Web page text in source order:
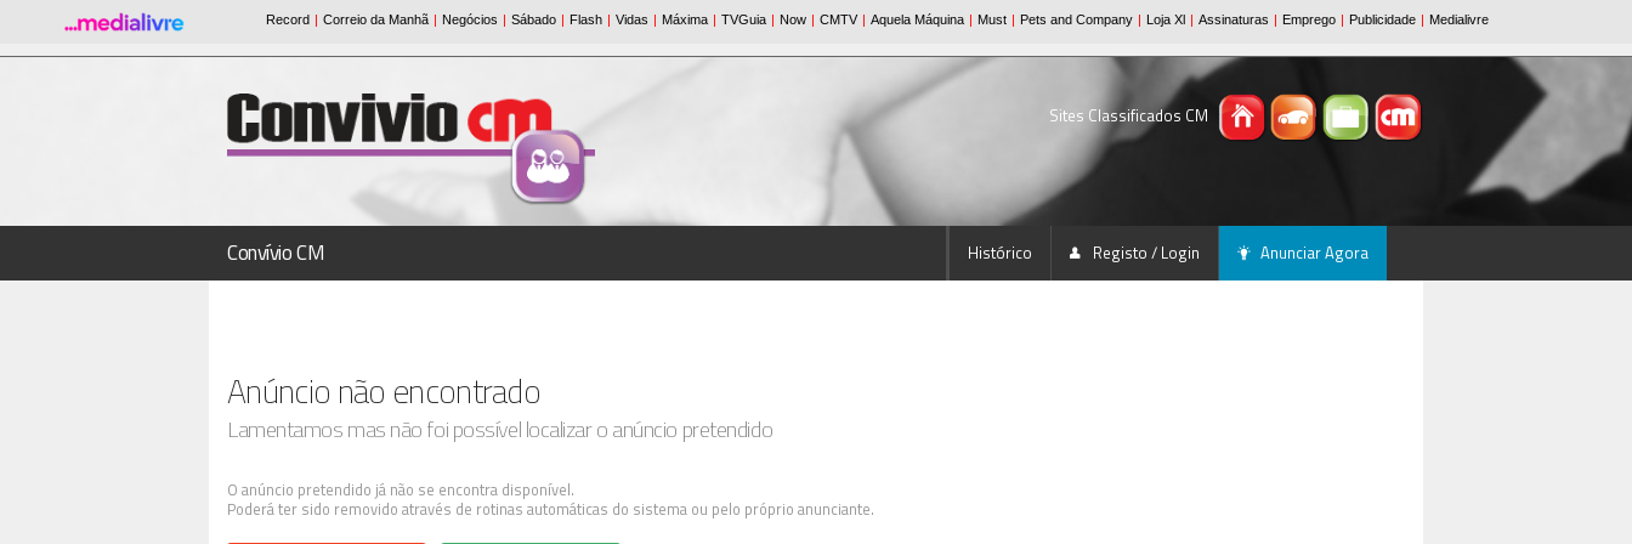
Sites Classificados CM
Convívio CM Histórico Registo / Login Anunciar Agora
Anúncio não encontrado
Lamentamos mas não foi possível localizar o anúncio pretendido
O anúncio pretendido já não se encontra disponível.
Poderá ter sido removido através de rotinas automáticas do sistema ou pelo próprio anunciante.